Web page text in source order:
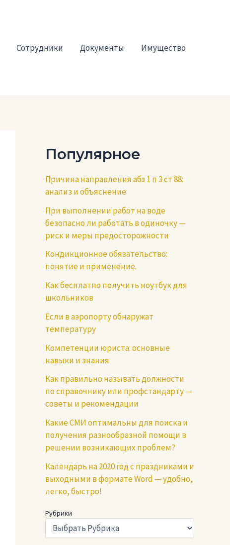
Сотрудники Документы Имущество
Популярное
Причина направления абз 1 п 3 ст 88:
анализ и объяснение
При выполнении работ на воде
безопасно ли работать в одиночку —
риск и меры предосторожности
Кондикционное обязательство:
понятие и применение.
Как бесплатно получить ноутбук для
школьников
Если в аэропорту обнаружат
температуру
Компетенции юриста: основные
навыки и знания
Как правильно называть должности
по справочнику или профстандарту —
советы и рекомендации
Какие СМИ оптимальны для поиска и
получения разнообразной помощи в
решении возникающих проблем?
Календарь на 2020 год с праздниками и
выходными в формате Word — удобно,
легко, быстро!
Рубрики